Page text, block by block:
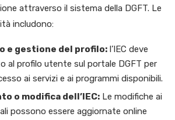
attraverso il sistema della DGFT. Le
includono:
e gestione del profilo: l’IEC deve
al profilo utente sul portale DGFT per
ai servizi e ai programmi disponibili.
o modifica dell’IEC: Le modifiche ai
possono essere aggiornate online